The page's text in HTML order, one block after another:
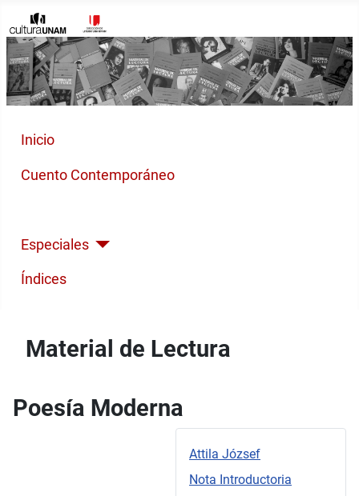
Inicio
Cuento Contemporáneo
Especiales
Índices
Material de Lectura
Poesía Moderna
Attila József
Nota Introductoria